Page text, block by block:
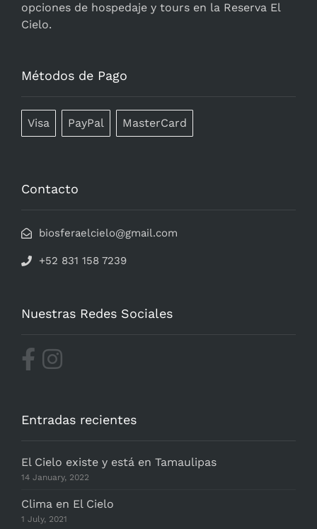
opciones de hospedaje y tours en la Reserva El
Cielo.
Métodos de Pago
Visa PayPal MasterCard
Contacto
biosferaelcielo@gmail.com
+52 831 158 7239
Nuestras Redes Sociales
Entradas recientes
El Cielo existe y está en Tamaulipas
14 January, 2022
Clima en El Cielo
1 July, 2021